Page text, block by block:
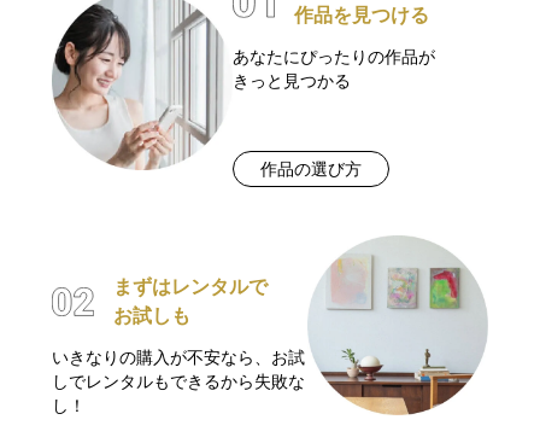
作品を見つける
あなたにぴったりの作品が
きっと見つかる
作品の選び方
まずはレンタルで
お試しも
いきなりの購入が不安なら、お試
しでレンタルもできるから失敗な
し！